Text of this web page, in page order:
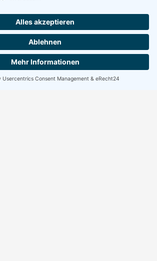
Ihre Zustimmung, um
Maps-Service zu laden!
einen Service eines